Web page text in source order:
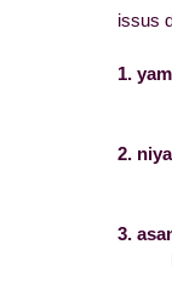
issus
1.
2.
3.